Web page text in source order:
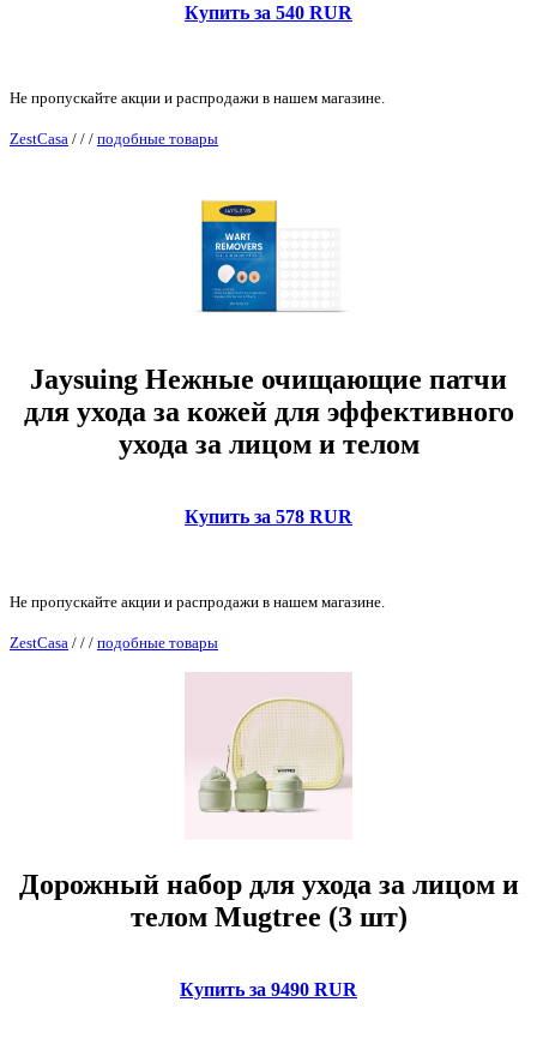
Купить за 540 RUR
Не пропускайте акции и распродажи в нашем магазине.
ZestCasa / / / подобные товары
Jaysuing Нежные очищающие патчи
для ухода за кожей для эффективного
ухода за лицом и телом
Купить за 578 RUR
Не пропускайте акции и распродажи в нашем магазине.
ZestCasa / / / подобные товары
Дорожный набор для ухода за лицом и
телом Mugtree (3 шт)
Купить за 9490 RUR